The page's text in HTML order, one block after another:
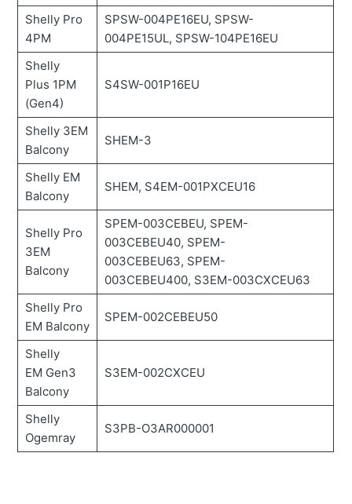
Shelly Pro
4PM
SPSW-004PE16EU, SPSW-
004PE15UL, SPSW-104PE16EU
Shelly
Plus 1PM
(Gen4)
S4SW-001P16EU
Shelly 3EM
Balcony
SHEM-3
Shelly EM
Balcony
SHEM, S4EM-001PXCEU16
Shelly Pro
3EM
Balcony
SPEM-003CEBEU, SPEM-
003CEBEU40, SPEM-
003CEBEU63, SPEM-
003CEBEU400, S3EM-003CXCEU63
Shelly Pro
EM Balcony
SPEM-002CEBEU50
Shelly
EM Gen3
Balcony
S3EM-002CXCEU
Shelly
Ogemray
S3PB-O3AR000001